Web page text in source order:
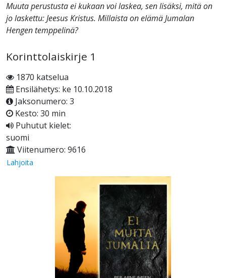
Muuta perustusta ei kukaan voi laskea, sen lisäksi, mitä on
jo laskettu: Jeesus Kristus. Millaista on elämä Jumalan
Hengen temppelinä?
Korinttolaiskirje 1
1870 katselua
Ensilähetys: ke 10.10.2018
Jaksonumero: 3
Kesto: 30 min
Puhutut kielet:
suomi
Viitenumero: 9616
Lahjoita